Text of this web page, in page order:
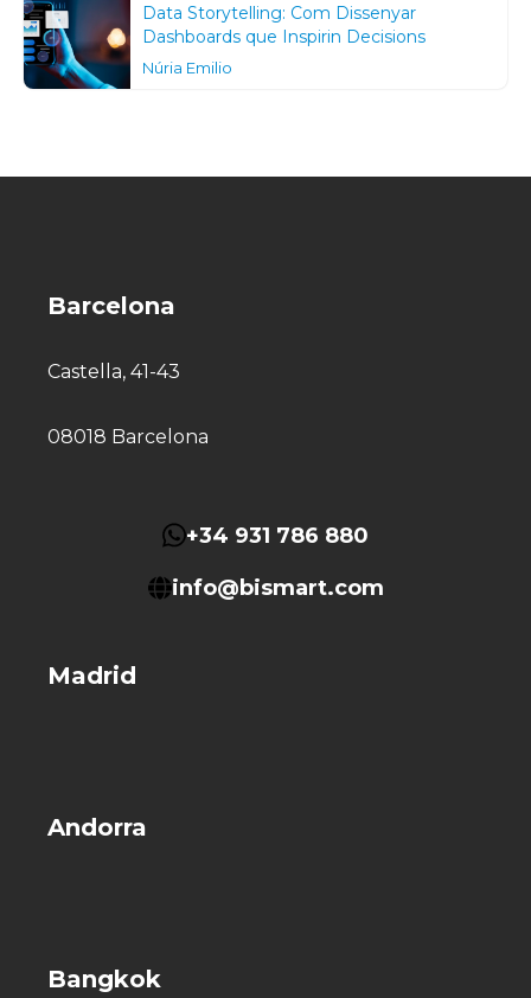
Data Storytelling: Com Dissenyar
Dashboards que Inspirin Decisions
Núria Emilio
Barcelona
Castella, 41-43
08018 Barcelona
+34 931 786 880
info@bismart.com
Madrid
Andorra
Bangkok